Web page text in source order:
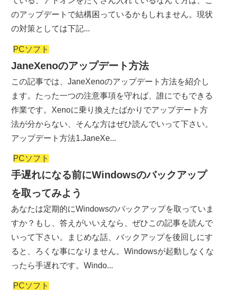
のアップデートで結構困っているかもしれません。現状
の対策としては下記...
PCソフト
JaneXenoのアップデート方法
この記事では、JaneXenoのアップデート方法を紹介し
ます。たった一つの注意事項を守れば、誰にでもできる
作業です。Xenoに乗り換えたばかりでアップデート方
法が分からない、そんな方はぜひ読んでいって下さい。
アップデート方法1.JaneXe...
PCソフト
手遅れになる前にWindowsのバックアップ
を取ってみよう
あなたは定期的にWindowsのバックアップを取っていま
すか？もし、答えがいいえなら、ぜひこの記事を読んで
いって下さい。まじめな話、バックアップを後回しにす
ると、ろくな事になりません。Windowsが起動しなくな
ったら手遅れです。Windo...
PCソフト